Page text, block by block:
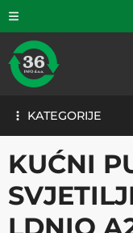
KATEGORIJE
KATEGORIJE
KUĆNI